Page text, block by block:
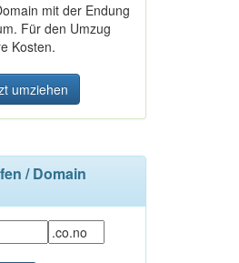
mit der Endung
Für den Umzug
Kosten.
umziehen
/ Domain